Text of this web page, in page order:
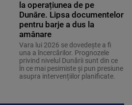
la operațiunea de pe
Dunăre. Lipsa documentelor
pentru barje a dus la
amânare
Vara lui 2026 se dovedește a fi
una a încercărilor. Prognozele
privind nivelul Dunării sunt din ce
în ce mai pesimiste și pun presiune
asupra intervențiilor planificate.